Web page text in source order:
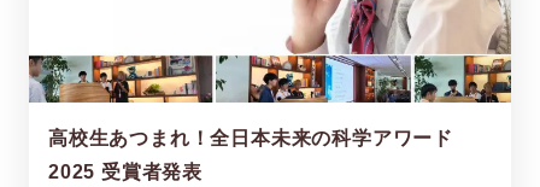
高校生あつまれ！全日本未来の科学アワード
2025 受賞者発表